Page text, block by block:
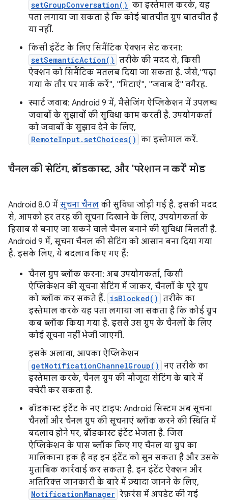
setGroupConversation() का इस्तेमाल करके, यह
पता लगाया जा सकता है कि कोई बातचीत ग्रुप बातचीत है
या नहीं.
किसी इंटेंट के लिए सिमैंटिक ऐक्शन सेट करना:
setSemanticAction() तरीके की मदद से, किसी
ऐक्शन को सिमैंटिक मतलब दिया जा सकता है. जैसे,"पढ़ा
गया के तौर पर मार्क करें", "मिटाएं", "जवाब दें" वगैरह.
स्मार्ट जवाब: Android 9 में, मैसेजिंग ऐप्लिकेशन में उपलब्ध
जवाबों के सुझावों की सुविधा काम करती है. उपयोगकर्ता
को जवाबों के सुझाव देने के लिए,
RemoteInput.setChoices() का इस्तेमाल करें.
चैनल की सेटिंग, ब्रॉडकास्ट, और 'परेशान न करें' मोड
Android 8.0 में सूचना चैनल की सुविधा जोड़ी गई है. इसकी मदद
से, आपको हर तरह की सूचना दिखाने के लिए, उपयोगकर्ता के
हिसाब से बनाए जा सकने वाले चैनल बनाने की सुविधा मिलती है.
Android 9 में, सूचना चैनल की सेटिंग को आसान बना दिया गया
है. इसके लिए, ये बदलाव किए गए हैं:
चैनल ग्रुप ब्लॉक करना: अब उपयोगकर्ता, किसी
ऐप्लिकेशन की सूचना सेटिंग में जाकर, चैनलों के पूरे ग्रुप
को ब्लॉक कर सकते हैं. isBlocked() तरीके का
इस्तेमाल करके यह पता लगाया जा सकता है कि कोई ग्रुप
कब ब्लॉक किया गया है. इससे उस ग्रुप के चैनलों के लिए
कोई सूचना नहीं भेजी जाएगी.
इसके अलावा, आपका ऐप्लिकेशन
getNotificationChannelGroup() नए तरीके का
इस्तेमाल करके, चैनल ग्रुप की मौजूदा सेटिंग के बारे में
क्वेरी कर सकता है.
ब्रॉडकास्ट इंटेंट के नए टाइप: Android सिस्टम अब सूचना
चैनलों और चैनल ग्रुप की सूचनाएं ब्लॉक करने की स्थिति में
बदलाव होने पर, ब्रॉडकास्ट इंटेंट भेजता है. जिस
ऐप्लिकेशन के पास ब्लॉक किए गए चैनल या ग्रुप का
मालिकाना हक है वह इन इंटेंट को सुन सकता है और उसके
मुताबिक कार्रवाई कर सकता है. इन इंटेंट ऐक्शन और
अतिरिक्त जानकारी के बारे में ज़्यादा जानने के लिए,
NotificationManager रेफ़रंस में अपडेट की गई